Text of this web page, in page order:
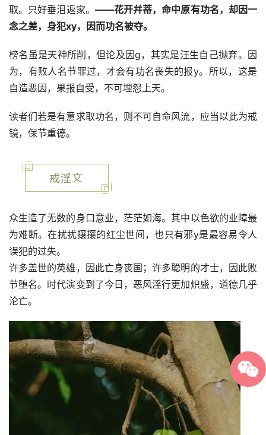
取。只好垂泪返家。 ——花开幷蒂，命中原有功名，却因一
念之差，身犯xy，因而功名被夺。
榜名虽是天神所削，但论及因g，其实是汪生自己抛弃。因
为，有败人名节罪过，才会有功名丧失的报y。所以，这是
自造恶因，果报自受，不可埋怨上天。
读者们若是有意求取功名，则不可自命风流，应当以此为戒
镜，保节重德。
众生造了无数的身口意业，茫茫如海。其中以色欲的业障最
为难断。在扰扰攘攘的红尘世间，也只有邪y是最容易令人
误犯的过失。
许多盖世的英雄，因此亡身丧国；许多聪明的才士，因此败
节堕名。时代演变到了今日，恶风淫行更加炽盛，道德几乎
沦亡。